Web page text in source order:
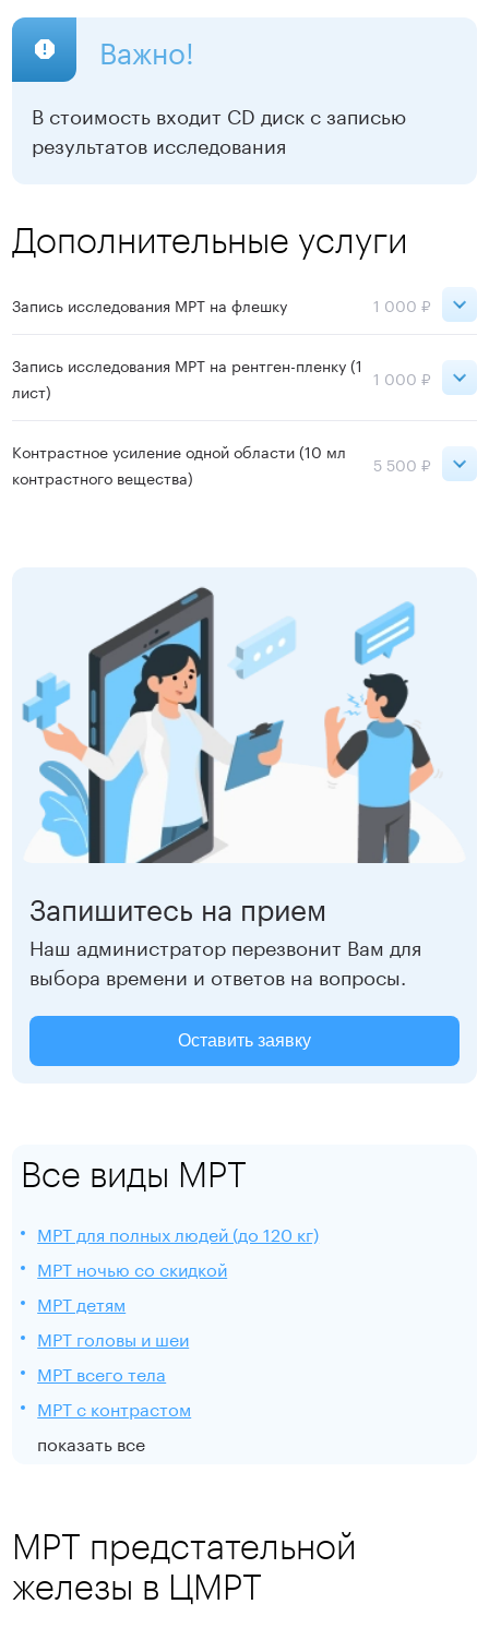
ВДНХ
Записаться
Важно!
В стоимость входит CD диск с записью
результатов исследования
Дополнительные услуги
Запись исследования МРТ на флешку 1 000 ₽
Сокольники
ВДНХ
Запись исследования МРТ на рентген-пленку (1
лист)
1 000 ₽
Сокольники
ВДНХ
Контрастное усиление одной области (10 мл
контрастного вещества)
5 500 ₽
Записаться
Запишитесь на прием
Наш администратор перезвонит Вам для
выбора времени и ответов на вопросы.
Оставить заявку
Все виды МРТ
МРТ для полных людей (до 120 кг)
МРТ ночью со скидкой
МРТ детям
МРТ головы и шеи
МРТ всего тела
МРТ с контрастом
показать все
МРТ предстательной
железы в ЦМРТ